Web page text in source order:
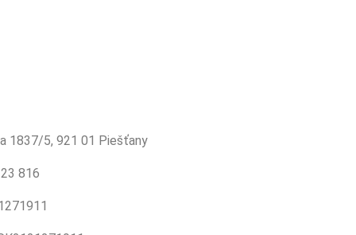
1837/5, 921 01 Piešťany
816